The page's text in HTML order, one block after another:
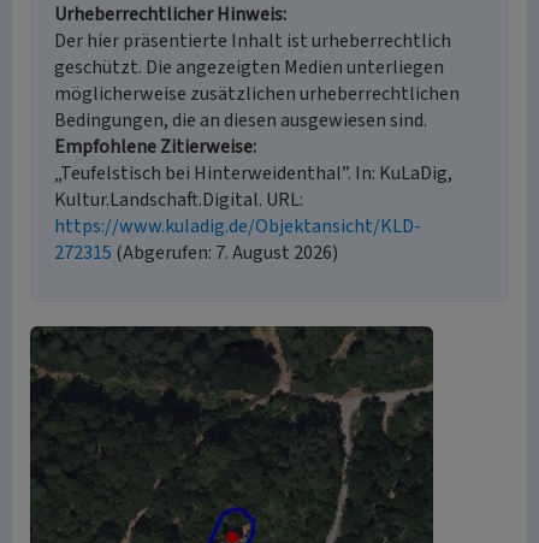
Urheberrechtlicher Hinweis
Der hier präsentierte Inhalt ist urheberrechtlich
geschützt. Die angezeigten Medien unterliegen
möglicherweise zusätzlichen urheberrechtlichen
Bedingungen, die an diesen ausgewiesen sind.
Empfohlene Zitierweise
„Teufelstisch bei Hinterweidenthal”. In: KuLaDig,
Kultur.Landschaft.Digital. URL:
https://www.kuladig.de/Objektansicht/KLD-
272315 (Abgerufen: 7. August 2026)